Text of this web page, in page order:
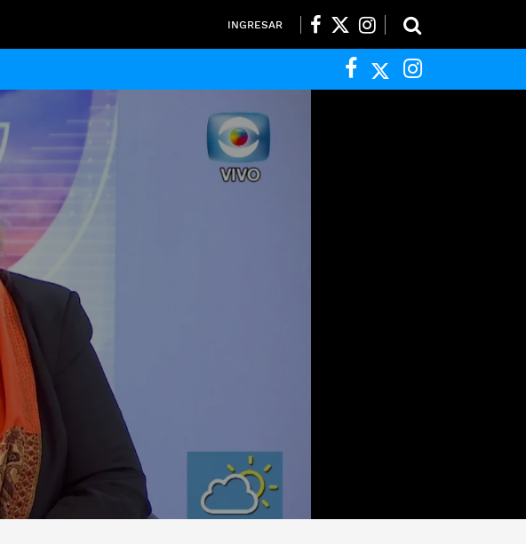
INGRESAR